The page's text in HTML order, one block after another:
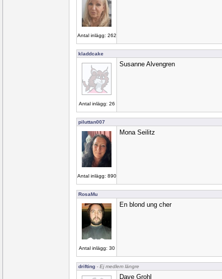
Antal inlägg: 262
kladdcake
Antal inlägg: 26
Susanne Alvengren
piluttan007
Antal inlägg: 890
Mona Seilitz
RosaMu
Antal inlägg: 30
En blond ung cher
drifting - Ej medlem längre
Dave Grohl